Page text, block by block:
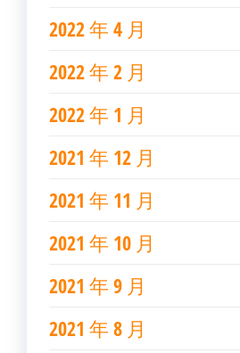
2022 年 4 月
2022 年 2 月
2022 年 1 月
2021 年 12 月
2021 年 11 月
2021 年 10 月
2021 年 9 月
2021 年 8 月